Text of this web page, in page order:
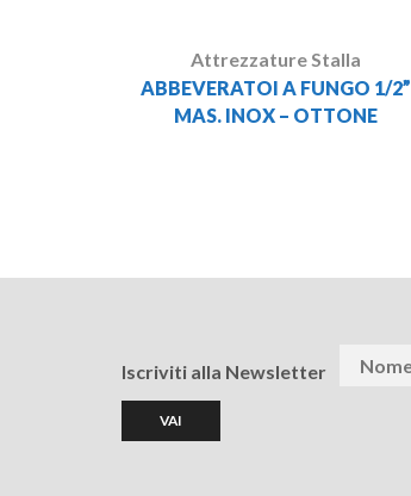
Attrezzature Stalla
ABBEVERATOI A FUNGO 1/2”
MAS. INOX – OTTONE
Iscriviti alla Newsletter